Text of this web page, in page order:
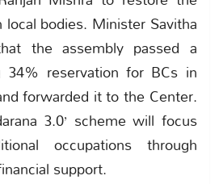
bodies. Minister Savitha
the assembly passed a
34% reservation for BCs in
forwarded it to the Center.
3.0’ scheme will focus
occupations through
support.